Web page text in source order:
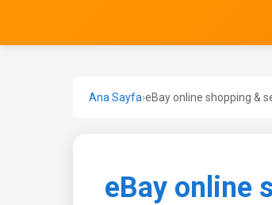
Ana Sayfa›eBay online shopping &
eBay online